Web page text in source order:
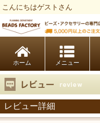
こんにちはゲストさん
ホーム
レビュー詳細